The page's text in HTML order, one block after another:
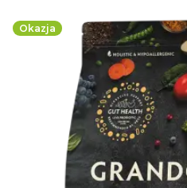
Okazja